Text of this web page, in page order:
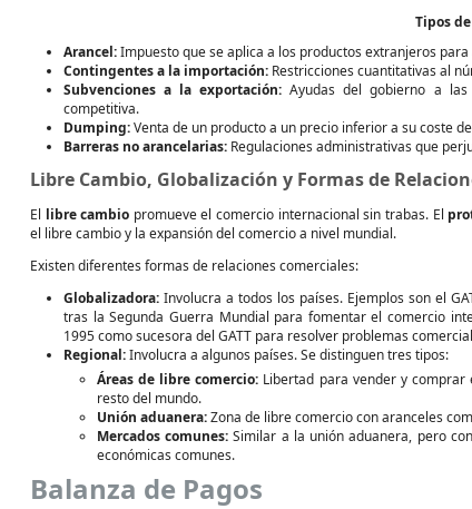
Tipos
Arancel:Impuesto que se aplica a los productos extranjeros
Contingentes a la importación: Restricciones cuantitativas al
Subvenciones a la exportación: Ayudas del gobierno a
competitiva.
Dumping:Venta de un producto a un precio inferior a su coste
Barreras no arancelarias: Regulaciones administrativas que
Libre Cambio, Globalización y Formas de
El libre cambio promueve el comercio internacional sin trabas. El
el libre cambio y la expansión del comercio a nivel mundial.
Existen diferentes formas de relaciones comerciales:
Globalizadora: Involucra a todos los países. Ejemplos son el
tras la Segunda Guerra Mundial para fomentar el comercio
1995 como sucesora del GATT para resolver problemas
Regional:Involucra a algunos países. Se distinguen tres tipos:
Áreas de libre comercio: Libertad para vender y
resto del mundo.
Unión aduanera:Zona de libre comercio con aranceles
Mercados comunes: Similar a la unión aduanera, pero
económicas comunes.
Balanza de Pagos